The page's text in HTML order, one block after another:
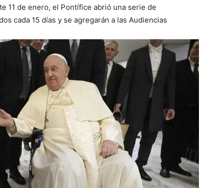
11 de enero, el Pontífice abrió una serie de
cada 15 días y se agregarán a las Audiencias